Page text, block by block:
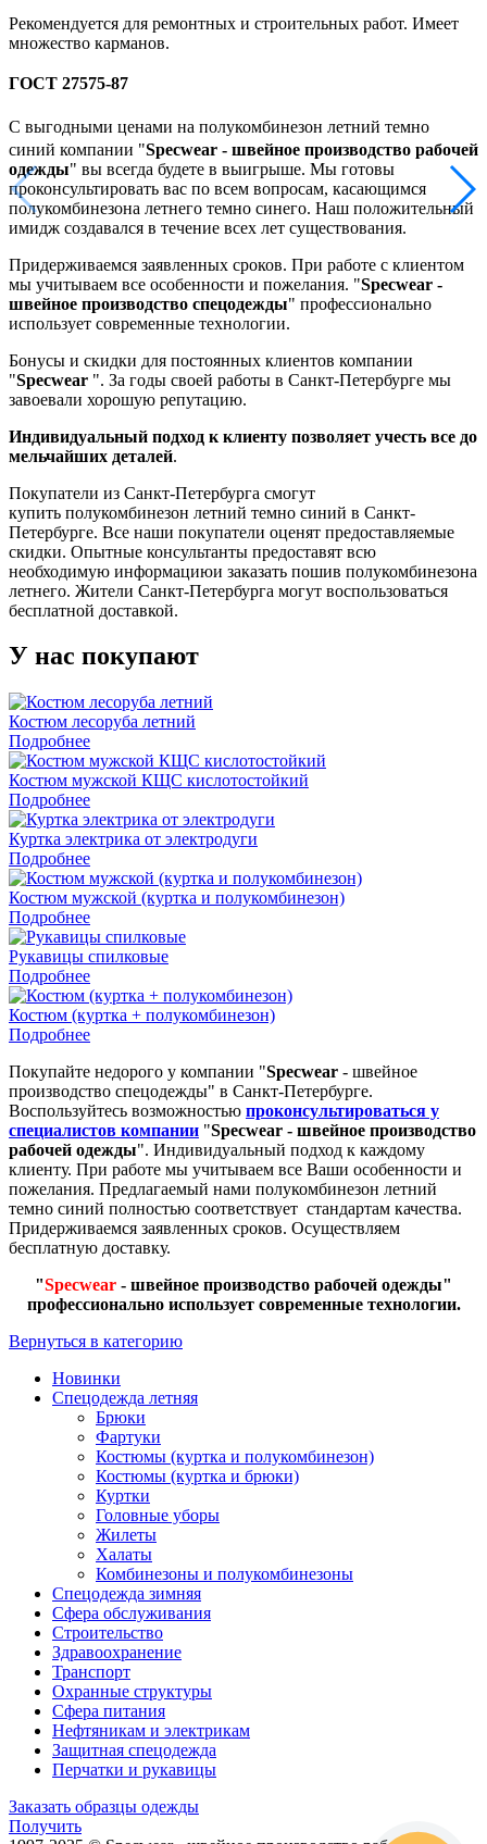
Рекомендуется для ремонтных и строительных работ. Имеет
множество карманов.
ГОСТ 27575-87
С выгодными ценами на полукомбинезон летний темно
синий компании "Specwear - швейное производство рабочей
одежды" вы всегда будете в выигрыше. Мы готовы
проконсультировать вас по всем вопросам, касающимся
полукомбинезона летнего темно синего. Наш положительный
имидж создавался в течение всех лет существования.
Придерживаемся заявленных сроков. При работе с клиентом
мы учитываем все особенности и пожелания. "Specwear -
швейное производство спецодежды" профессионально
использует современные технологии.
Бонусы и скидки для постоянных клиентов компании
"Specwear ". За годы своей работы в Санкт-Петербурге мы
завоевали хорошую репутацию.
Индивидуальный подход к клиенту позволяет учесть все до
мельчайших деталей.
Покупатели из Санкт-Петербурга смогут
купить полукомбинезон летний темно синий в Санкт-
Петербурге. Все наши покупатели оценят предоставляемые
скидки. Опытные консультанты предоставят всю
необходимую информациюи заказать пошив полукомбинезона
летнего. Жители Санкт-Петербурга могут воспользоваться
бесплатной доставкой.
У нас покупают
Костюм лесоруба летний
Подробнее
Костюм мужской КЩС кислотостойкий
Подробнее
Куртка электрика от электродуги
Подробнее
Костюм мужской (куртка и полукомбинезон)
Подробнее
Рукавицы спилковые
Подробнее
Костюм (куртка + полукомбинезон)
Подробнее
Покупайте недорого у компании "Specwear - швейное
производство спецодежды" в Санкт-Петербурге.
Воспользуйтесь возможностью проконсультироваться у
специалистов компании "Specwear - швейное производство
рабочей одежды". Индивидуальный подход к каждому
клиенту. При работе мы учитываем все Ваши особенности и
пожелания. Предлагаемый нами полукомбинезон летний
темно синий полностью соответствует стандартам качества.
Придерживаемся заявленных сроков. Осуществляем
бесплатную доставку.
"Specwear - швейное производство рабочей одежды"
профессионально использует современные технологии.
Вернуться в категорию
Новинки
Спецодежда летняя
Брюки
Фартуки
Костюмы (куртка и полукомбинезон)
Костюмы (куртка и брюки)
Куртки
Головные уборы
Жилеты
Халаты
Комбинезоны и полукомбинезоны
Спецодежда зимняя
Сфера обслуживания
Строительство
Здравоохранение
Транспорт
Охранные структуры
Сфера питания
Нефтяникам и электрикам
Защитная спецодежда
Перчатки и рукавицы
Заказать образцы одежды
Получить